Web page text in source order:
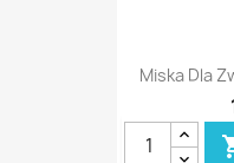
Miska Dla